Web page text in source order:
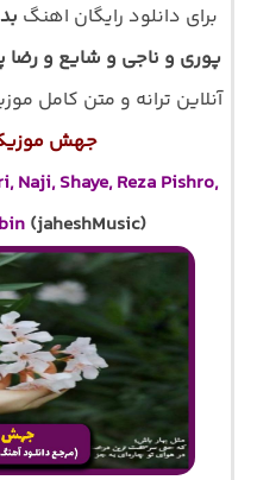
برای دانلود رایگان اهنگ
پوری و ناجی و شایع و رضا
آنلاین ترانه و متن کامل موزیک با
جهش
Naji, Shaye, Reza Pishro,
(jaheshMusic)